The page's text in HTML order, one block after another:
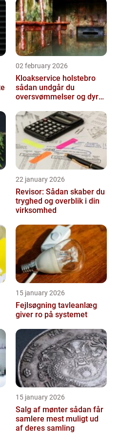
02 february 2026
Kloakservice holstebro
sådan undgår du
oversvømmelser og dyre
22 january 2026
Revisor: Sådan skaber du
tryghed og overblik i din
virksomhed
15 january 2026
Fejlsøgning tavleanlæg
giver ro på systemet
15 january 2026
Salg af mønter sådan får
samlere mest muligt ud
af deres samling